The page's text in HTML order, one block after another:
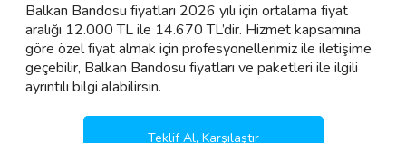
Balkan Bandosu fiyatları 2026 yılı için ortalama fiyat
aralığı 12.000 TL ile 14.670 TL’dir. Hizmet kapsamına
göre özel fiyat almak için profesyonellerimiz ile iletişime
geçebilir, Balkan Bandosu fiyatları ve paketleri ile ilgili
ayrıntılı bilgi alabilirsin.
Teklif Al, Karşılaştır